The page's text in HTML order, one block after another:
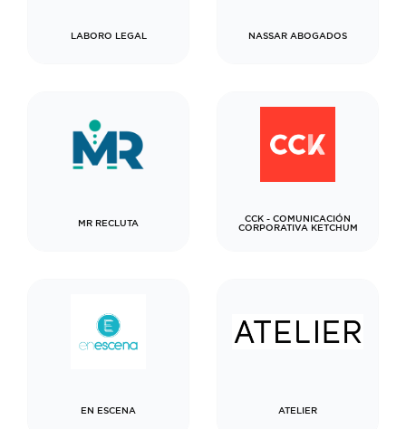
LABORO LEGAL NASSAR ABOGADOS
MR RECLUTA
CCK - COMUNICACIÓN
CORPORATIVA KETCHUM
EN ESCENA ATELIER